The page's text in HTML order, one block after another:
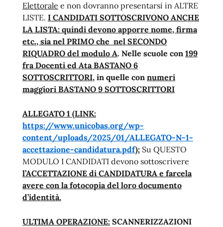
Elettorale e non dovranno presentarsi in ALTRE
LISTE. I CANDIDATI SOTTOSCRIVONO ANCHE
LA LISTA: quindi devono apporre nome, firma
etc., sia nel PRIMO che nel SECONDO
RIQUADRO del modulo A. Nelle scuole con 199
fra Docenti ed Ata BASTANO 6
SOTTOSCRITTORI, in quelle con numeri
maggiori BASTANO 9 SOTTOSCRITTORI
ALLEGATO 1 (LINK:
https://www.unicobas.org/wp-
content/uploads/2025/01/ALLEGATO-N-1-
accettazione-candidatura.pdf): Su QUESTO
MODULO I CANDIDATI devono sottoscrivere
l’ACCETTAZIONE di CANDIDATURA e farcela
avere con la fotocopia del loro documento
d’identità.
ULTIMA OPERAZIONE: SCANNERIZZAZIONI